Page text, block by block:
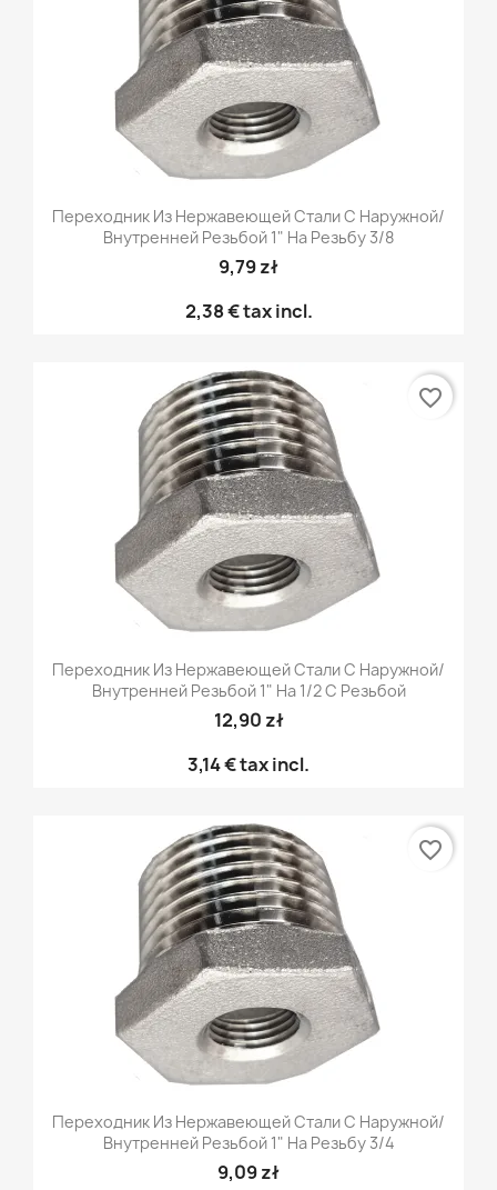
Переходник Из Нержавеющей Стали С Наружной/
Внутренней Резьбой 1" На Резьбу 3/8
9,79 zł
2,38 €tax incl.
Переходник Из Нержавеющей Стали С Наружной/
Внутренней Резьбой 1" На 1/2 С Резьбой
12,90 zł
3,14 €tax incl.
favorite_border
Переходник Из Нержавеющей Стали С Наружной/
Внутренней Резьбой 1" На Резьбу 3/4
9,09 zł
favorite_border